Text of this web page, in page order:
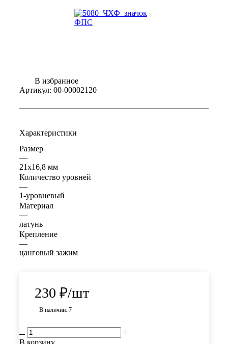
В избранное
Артикул: 00-00002120
Характеристики
Размер
—
21х16,8 мм
Количество уровней
—
1-уровневый
Материал
—
латунь
Крепление
—
цанговый зажим
230 ₽/шт
В наличии: 7